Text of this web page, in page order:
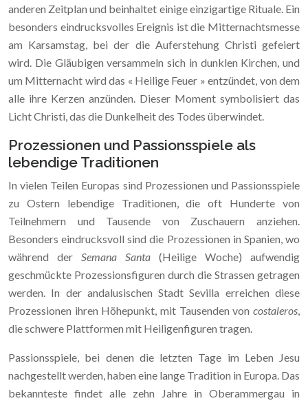
anderen Zeitplan und beinhaltet einige einzigartige Rituale. Ein
besonders eindrucksvolles Ereignis ist die Mitternachtsmesse
am Karsamstag, bei der die Auferstehung Christi gefeiert
wird. Die Gläubigen versammeln sich in dunklen Kirchen, und
um Mitternacht wird das « Heilige Feuer » entzündet, von dem
alle ihre Kerzen anzünden. Dieser Moment symbolisiert das
Licht Christi, das die Dunkelheit des Todes überwindet.
Prozessionen und Passionsspiele als
lebendige Traditionen
In vielen Teilen Europas sind Prozessionen und Passionsspiele
zu Ostern lebendige Traditionen, die oft Hunderte von
Teilnehmern und Tausende von Zuschauern anziehen.
Besonders eindrucksvoll sind die Prozessionen in Spanien, wo
während der Semana Santa (Heilige Woche) aufwendig
geschmückte Prozessionsfiguren durch die Strassen getragen
werden. In der andalusischen Stadt Sevilla erreichen diese
Prozessionen ihren Höhepunkt, mit Tausenden von costaleros,
die schwere Plattformen mit Heiligenfiguren tragen.
Passionsspiele, bei denen die letzten Tage im Leben Jesu
nachgestellt werden, haben eine lange Tradition in Europa. Das
bekannteste findet alle zehn Jahre in Oberammergau in